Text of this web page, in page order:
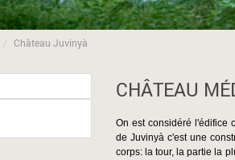
Château Juvinyà
CHÂTEAU
On est considéré l'édifice
de Juvinyà c'est une
corps: la tour, la partie la